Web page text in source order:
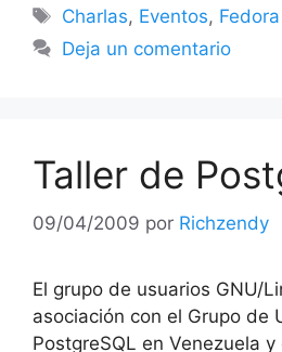
Etiquetas
Charlas, Eventos, Fedora
Deja un comentario
Taller de
09/04/2009 por Richzendy
El grupo de usuarios GNU/
asociación con el Grupo de
PostgreSQL en Venezuela